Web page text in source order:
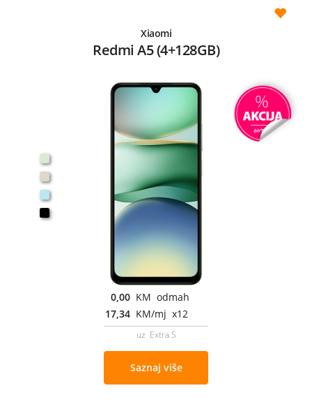
Xiaomi
Redmi A5 (4+128GB)
0,00 KM odmah
17,34 KM/mj x12
uz Extra S
Saznaj više